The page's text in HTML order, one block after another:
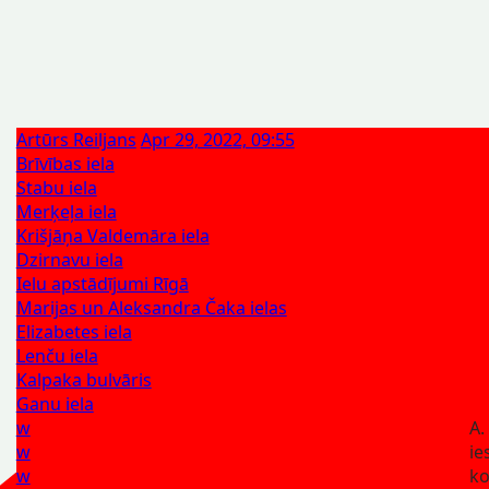
Artūrs Reiljans Apr 29, 2022, 09:55
Brīvības iela
Stabu iela
Merķeļa iela
Krišjāņa Valdemāra iela
Dzirnavu iela
Ielu apstādījumi Rīgā
Marijas un Aleksandra Čaka ielas
Elizabetes iela
Lenču iela
Kalpaka bulvāris
Ganu iela
w
w
w